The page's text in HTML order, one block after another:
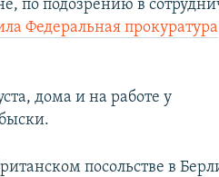
по подозрению в
Федеральная прокуратура
дома и на работе у
посольстве в